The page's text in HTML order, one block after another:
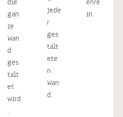
die
gan
ze
Wan
d
ges
talt
et
wird
.
jede
r
ges
talt
ete
n
Wan
d.
enre
in.